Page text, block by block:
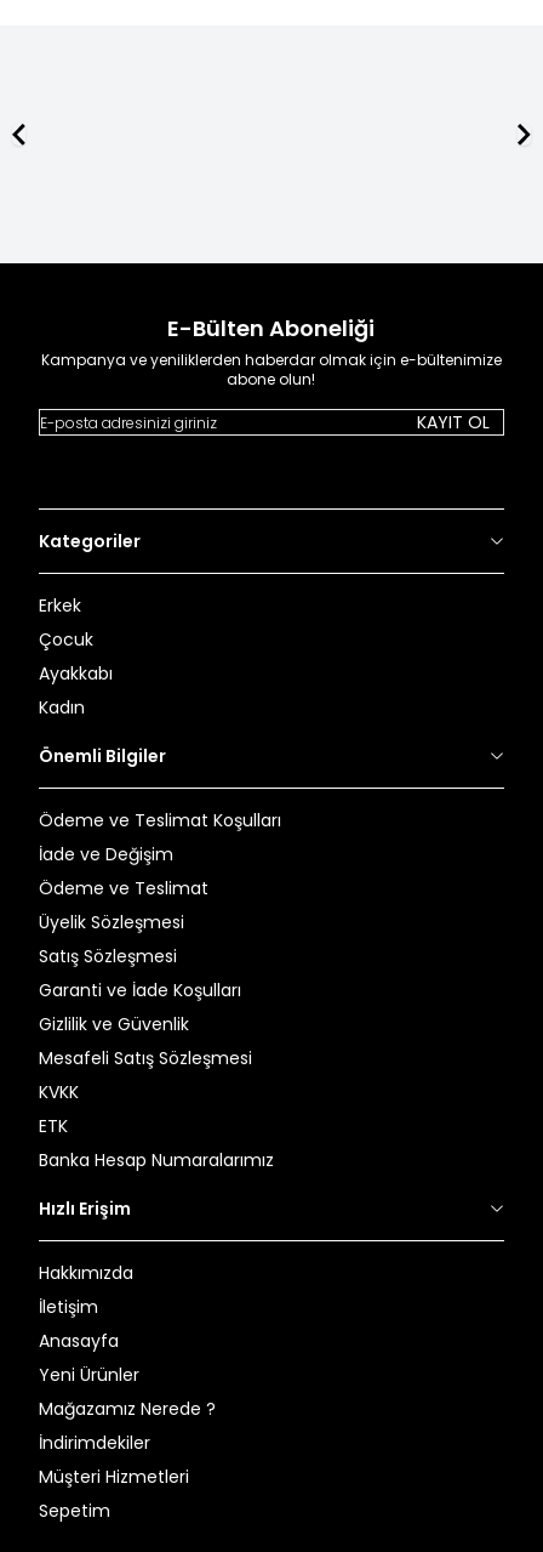
E-Bülten Aboneliği
Kampanya ve yeniliklerden haberdar olmak için e-bültenimize
abone olun!
KAYIT OL
Kategoriler
Erkek
Çocuk
Ayakkabı
Kadın
Önemli Bilgiler
Ödeme ve Teslimat Koşulları
İade ve Değişim
Ödeme ve Teslimat
Üyelik Sözleşmesi
Satış Sözleşmesi
Garanti ve İade Koşulları
Gizlilik ve Güvenlik
Mesafeli Satış Sözleşmesi
KVKK
ETK
Banka Hesap Numaralarımız
Hızlı Erişim
Hakkımızda
İletişim
Anasayfa
Yeni Ürünler
Mağazamız Nerede ?
İndirimdekiler
Müşteri Hizmetleri
Sepetim